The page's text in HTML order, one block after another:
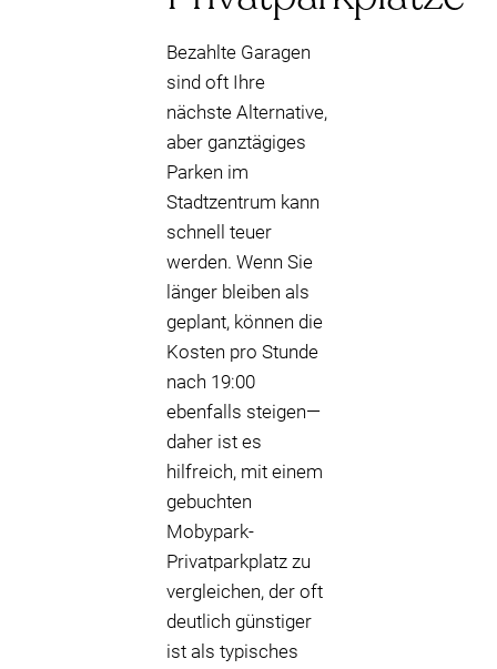
Bezahlte Garagen
sind oft Ihre
nächste Alternative,
aber ganztägiges
Parken im
Stadtzentrum kann
schnell teuer
werden. Wenn Sie
länger bleiben als
geplant, können die
Kosten pro Stunde
nach 19:00
ebenfalls steigen—
daher ist es
hilfreich, mit einem
gebuchten
Mobypark-
Privatparkplatz zu
vergleichen, der oft
deutlich günstiger
ist als typisches